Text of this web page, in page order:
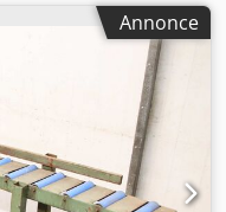
Annonce